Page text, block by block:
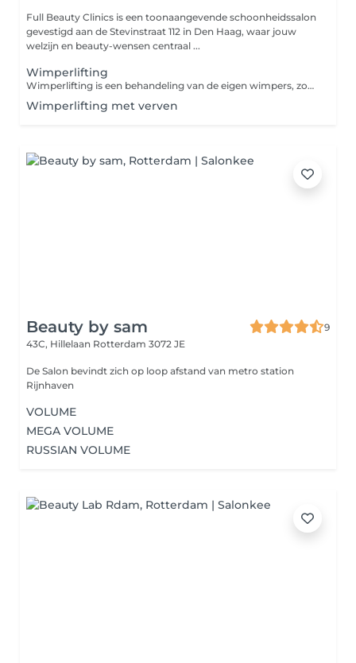
Full Beauty Clinics is een toonaangevende schoonheidssalon
gevestigd aan de Stevinstraat 112 in Den Haag, waar jouw
welzijn en beauty-wensen centraal ...
Wimperlifting
Wimperlifting is een behandeling van de eigen wimpers, zonder valse wimpers aan te brengen. De wimpers worden gelift door siliconen pads. Met de LVL-techniek worden de wimpers verlengd, om een sprekende blik te krijgen. Hierbij worden mascara en een wimperkrultang overbodig. LVL Lashes is toepasbaar op alle wimpersoorten, zowel korte als lange wimpers. De voordelen van wimperlifting: Voelt licht en natuurlijk Ogen lijken groter Geeft een natuurlijke uitstraling Niet schadelijk voor de natuurlijke wimpers Bestendig tegen water, douchen, zweten, tranen, zwemmen en slapen
Wimperlifting met verven
Beauty by sam
9
43C, Hillelaan Rotterdam 3072 JE
De Salon bevindt zich op loop afstand van metro station
Rijnhaven
VOLUME
MEGA VOLUME
RUSSIAN VOLUME